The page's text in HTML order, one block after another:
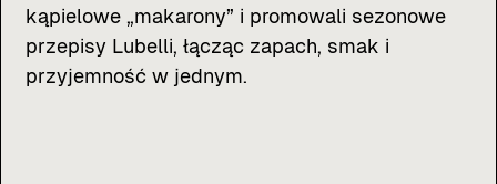
kąpielowe „makarony” i promowali sezonowe
przepisy Lubelli, łącząc zapach, smak i
przyjemność w jednym.